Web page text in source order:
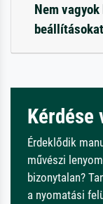
Nem
Kérdése
Érdeklődik
művészi
bizonytalan?
a nyomatási